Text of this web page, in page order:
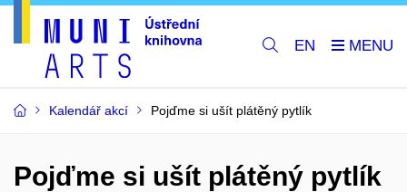
EN
Kalendář akcí Pojďme si ušít plátěný pytlík
Pojďme si ušít plátěný pytlík